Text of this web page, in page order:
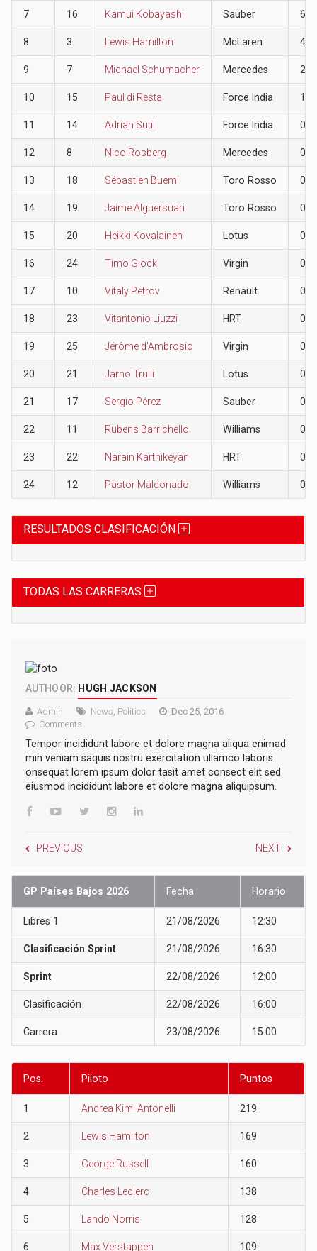
7 16 Kamui Kobayashi Sauber 6
8 3 Lewis Hamilton McLaren 4
9 7 Michael Schumacher Mercedes 2
10 15 Paul di Resta Force India 1
11 14 Adrian Sutil Force India 0
12 8 Nico Rosberg Mercedes 0
13 18 Sébastien Buemi Toro Rosso 0
14 19 Jaime Alguersuari Toro Rosso 0
15 20 Heikki Kovalainen Lotus 0
16 24 Timo Glock Virgin 0
17 10 Vitaly Petrov Renault 0
18 23 Vitantonio Liuzzi HRT 0
19 25 Jérôme d'Ambrosio Virgin 0
20 21 Jarno Trulli Lotus 0
21 17 Sergio Pérez Sauber 0
22 11 Rubens Barrichello Williams 0
23 22 Narain Karthikeyan HRT 0
24 12 Pastor Maldonado Williams 0
RESULTADOS CLASIFICACIÓN
TODAS LAS CARRERAS
AUTHOOR: HUGH JACKSON
Admin News Politics
Dec 25, 2016
Comments
Tempor incididunt labore et dolore magna aliqua enimad
min veniam saquis nostru exercitation ullamco laboris
onsequat lorem ipsum dolor tasit amet consect elit sed
eiusmod incididunt labore et dolore magna aliquipsum.
PREVIOUS NEXT
GP Países Bajos 2026 Fecha Horario
Libres 1 21/08/2026 12:30
Clasificación Sprint 21/08/2026 16:30
Sprint 22/08/2026 12:00
Clasificación 22/08/2026 16:00
Carrera 23/08/2026 15:00
Pos. Piloto Puntos
1 Andrea Kimi Antonelli 219
2 Lewis Hamilton 169
3 George Russell 160
4 Charles Leclerc 138
5 Lando Norris 128
6 Max Verstappen 109